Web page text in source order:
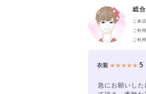
総
ご来
ご利
ご利
衣装 ★★★★★5
急にお願いし